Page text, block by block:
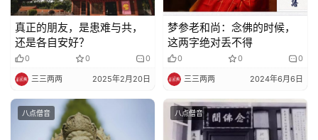
真正的朋友，是患难与共，
还是各自安好？
0 0 0
三三两两 2025年2月20日
梦参老和尚：念佛的时候，
这两字绝对丢不得
0 0 0
三三两两 2024年6月6日
八点僧音 八点僧音